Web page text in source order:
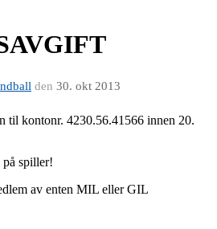
den 30. okt 2013
til kontonr. 4230.56.41566 innen 20.
på spiller!
av enten MIL eller GIL